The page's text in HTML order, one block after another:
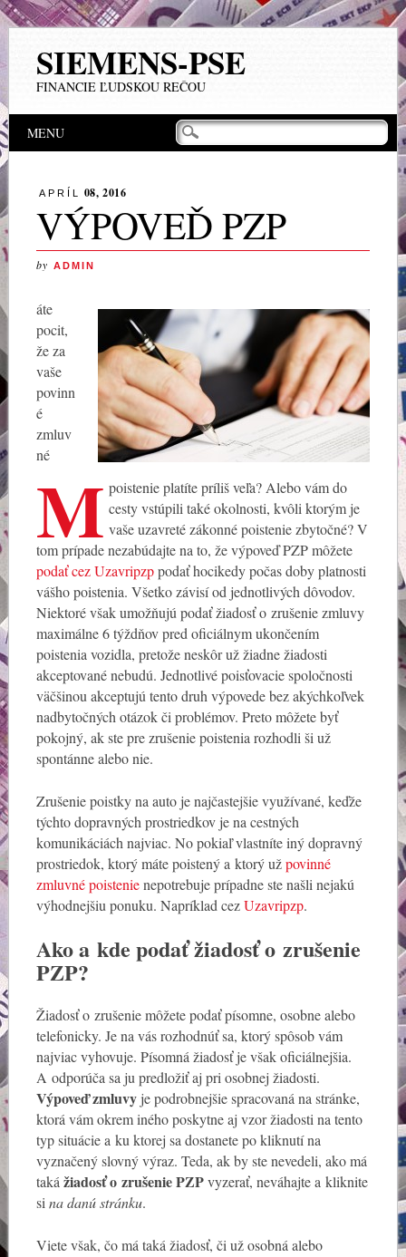
SIEMENS-PSE
FINANCIE ĽUDSKOU REČOU
Main menu
MENU
APRÍL 08, 2016
VÝPOVEĎ PZP
by ADMIN
M
áte
pocit,
že za
vaše
povinn
é
zmluv
né
poistenie platíte príliš veľa? Alebo vám do
cesty vstúpili také okolnosti, kvôli ktorým je
vaše uzavreté zákonné poistenie zbytočné? V
tom prípade nezabúdajte na to, že výpoveď PZP môžete
podať cez Uzavripzppodať hocikedy počas doby platnosti
vášho poistenia. Všetko závisí od jednotlivých dôvodov.
Niektoré však umožňujú podať žiadosť o zrušenie zmluvy
maximálne 6 týždňov pred oficiálnym ukončením
poistenia vozidla, pretože neskôr už žiadne žiadosti
akceptované nebudú. Jednotlivé poisťovacie spoločnosti
väčšinou akceptujú tento druh výpovede bez akýchkoľvek
nadbytočných otázok či problémov. Preto môžete byť
pokojný, ak ste pre zrušenie poistenia rozhodli ši už
spontánne alebo nie.
Zrušenie poistky na auto je najčastejšie využívané, keďže
týchto dopravných prostriedkov je na cestných
komunikáciách najviac. No pokiaľ vlastníte iný dopravný
prostriedok, ktorý máte poistený a ktorý užpovinné
zmluvné poistenienepotrebuje prípadne ste našli nejakú
výhodnejšiu ponuku. Napríklad cezUzavripzp.
Ako a kde podať žiadosť o zrušenie
PZP?
Žiadosť o zrušenie môžete podať písomne, osobne alebo
telefonicky. Je na vás rozhodnúť sa, ktorý spôsob vám
najviac vyhovuje. Písomná žiadosť je však oficiálnejšia.
A odporúča sa ju predložiť aj pri osobnej žiadosti.
Výpoveď zmluvyje podrobnejšie spracovaná na stránke,
ktorá vám okrem iného poskytne aj vzor žiadosti na tento
typ situácie a ku ktorej sa dostanete po kliknutí na
vyznačený slovný výraz. Teda, ak by ste nevedeli, ako má
taká žiadosť o zrušenie PZPvyzerať, neváhajte a kliknite
si na danú stránku.
Viete však, čo má taká žiadosť, či už osobná alebo